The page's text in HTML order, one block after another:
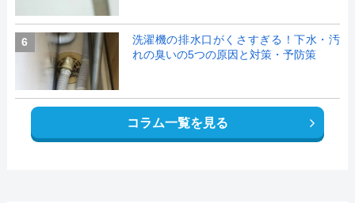
6
洗濯機の排水口がくさすぎる！下水・汚
れの臭いの5つの原因と対策・予防策
コラム一覧を見る